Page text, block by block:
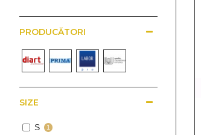
PRODUCĂTORI
SIZE
S 1